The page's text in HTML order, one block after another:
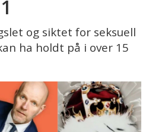
og siktet for seksuell
ha holdt på i over 15